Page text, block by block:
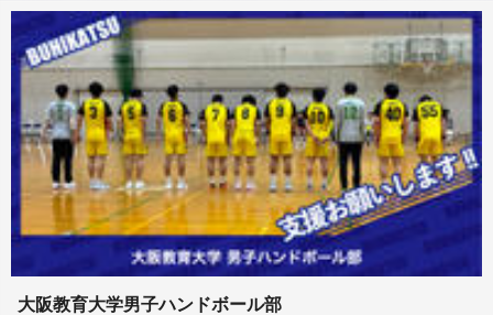
大阪教育大学男子ハンドボール部